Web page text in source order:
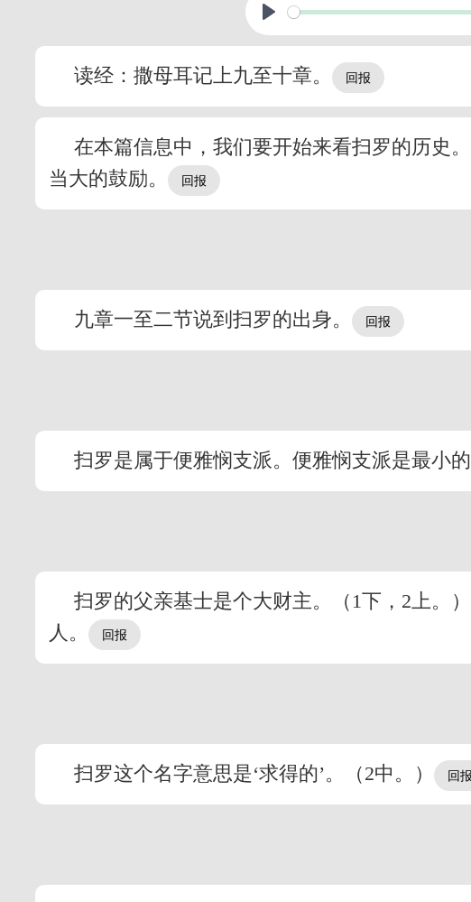
读经：撒母耳记上九至十章。
在本篇信息中，我们要开始来看扫罗的历史
当大的鼓励。
九章一至二节说到扫罗的出身。
扫罗是属于便雅悯支派。便雅悯支派是最小
扫罗的父亲基士是个大财主。（1下，2上。
人。
扫罗这个名字意思是‘求得的’。（2中。）